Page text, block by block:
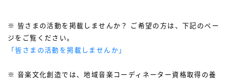
※ 皆さまの活動を掲載しませんか？ ご希望の方は、下記のペー
ジをご覧ください。
「皆さまの活動を掲載しませんか」
※ 音楽文化創造では、地域音楽コーディネーター資格取得の養